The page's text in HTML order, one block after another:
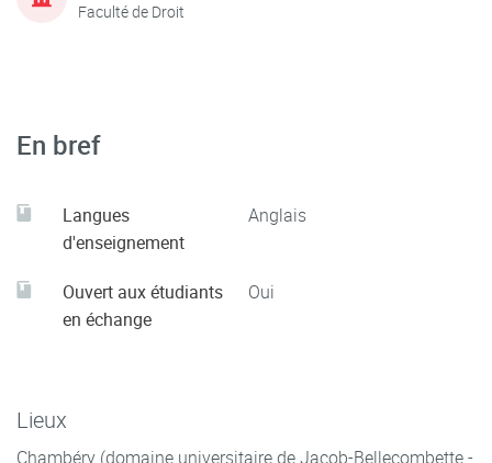
Faculté de Droit
En bref
Langues
d'enseignement
Anglais
Ouvert aux étudiants
en échange
Oui
Lieux
Chambéry (domaine universitaire de Jacob-Bellecombette -